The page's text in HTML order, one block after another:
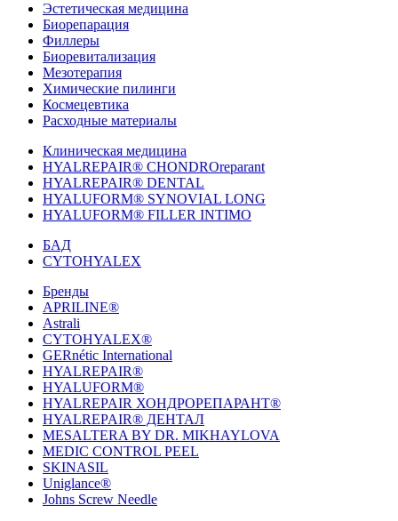
Эстетическая медицина
Биорепарация
Филлеры
Биоревитализация
Мезотерапия
Химические пилинги
Космецевтика
Расходные материалы
Клиническая медицина
HYALREPAIR® CHONDROreparant
HYALREPAIR® DENTAL
HYALUFORM® SYNOVIAL LONG
HYALUFORM® FILLER INTIMO
БАД
CYTOHYALEX
Бренды
APRILINE®
Astrali
CYTOHYALEX®
GERnétic International
HYALREPAIR®
HYALUFORM®
HYALREPAIR ХОНДРОРЕПАРАНТ®
HYALREPAIR® ДЕНТАЛ
MESALTERA BY DR. MIKHAYLOVA
MEDIC CONTROL PEEL
SKINASIL
Uniglance®
Johns Screw Needle